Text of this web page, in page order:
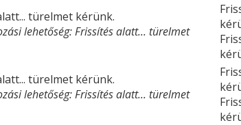
türelmet kérünk.
lehetőség: Frissítés alatt... türelmet
türelmet kérünk.
lehetőség: Frissítés alatt... türelmet